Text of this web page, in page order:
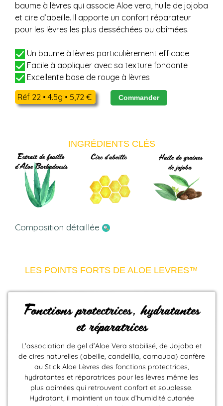
baume à lèvres qui associe Aloe vera, huile de jojoba
et cire d’abeille. Il apporte un confort réparateur
pour les lèvres les plus desséchées ou abîmées.
Un baume à lèvres particulièrement efficace
Facile à appliquer avec sa texture fondante
Excellente base de rouge à lèvres
Réf 22 • 4.5g • 5,72 €
Commander
INGRÉDIENTS CLÉS
Composition détaillée
LES POINTS FORTS DE ALOE LEVRES™
Fonctions protectrices, hydratantes
et réparatrices
L'association de gel d’Aloe Vera stabilisé, de Jojoba et
de cires naturelles (abeille, candelilla, carnauba) confère
au Stick Aloe Lèvres des fonctions protectrices,
hydratantes et réparatrices pour les lèvres même les
plus abîmées qui retrouvent confort et souplesse.
Hydratant, il maintient un taux d’humidité cutanée